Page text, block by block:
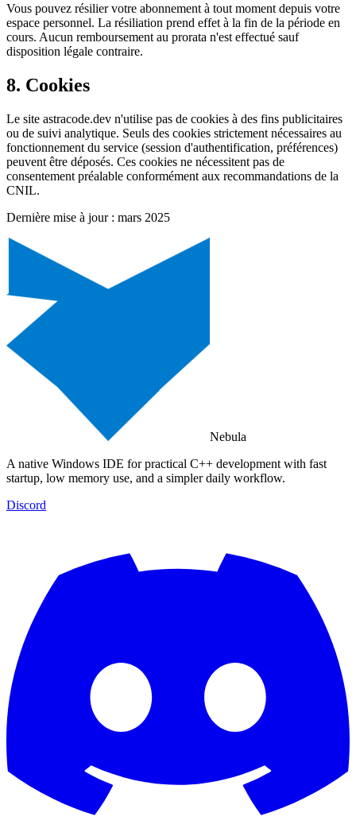
Vous pouvez résilier votre abonnement à tout moment depuis votre
espace personnel. La résiliation prend effet à la fin de la période en
cours. Aucun remboursement au prorata n'est effectué sauf
disposition légale contraire.
8. Cookies
Le site astracode.dev n'utilise pas de cookies à des fins publicitaires
ou de suivi analytique. Seuls des cookies strictement nécessaires au
fonctionnement du service (session d'authentification, préférences)
peuvent être déposés. Ces cookies ne nécessitent pas de
consentement préalable conformément aux recommandations de la
CNIL.
Dernière mise à jour : mars 2025
Nebula
A native Windows IDE for practical C++ development with fast
startup, low memory use, and a simpler daily workflow.
Discord